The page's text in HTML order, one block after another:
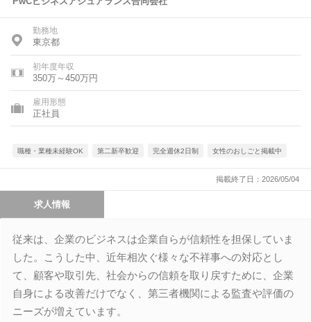
勤務地
東京都
初年度年収
350万～450万円
雇用形態
正社員
職種・業種未経験OK 第二新卒歓迎 完全週休2日制 女性のおしごと掲載中
掲載終了日：2026/05/04
求人情報
従来は、企業のビジネスは企業自らが信頼性を担保していま
した。こうした中、近年相次ぐ様々な不祥事への対応とし
て、顧客や取引先、社会からの信頼を取り戻すために、企業
自身による改善だけでなく、第三者機関による監査や評価の
ニーズが増えています。